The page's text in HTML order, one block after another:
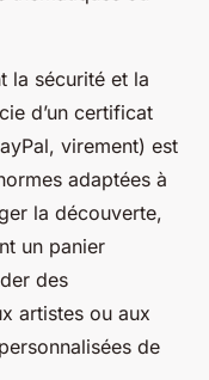
la sécurité et la
d’un certificat
virement) est
adaptées à
la découverte,
un panier
des
artistes ou aux
de